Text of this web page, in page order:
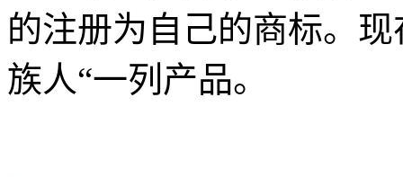
的注册为自己的商标。
族人“一列产品。